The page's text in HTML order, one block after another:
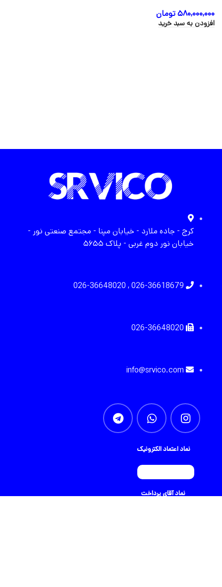
۵۸۰,۰۰۰,۰۰۰تومان
افزودن به سبد خرید
کرج - جاده ملارد - خیابان مپنا - مجتمع صنعتی نور -
خیابان نور دوم غربی - پلاک ۵۶۵۵
026-36618679 , 026-36648020
026-36648020
info@srvico.com
نماد اعتماد الکترونیک
نماد آقای پرداخت